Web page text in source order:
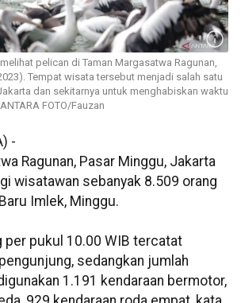
pelican di Taman Margasatwa Ragunan,
Tempat wisata tersebut menjadi salah satu
dan sekitarnya untuk menghabiskan waktu
FOTO/Fauzan
-
Ragunan, Pasar Minggu, Jakarta
wisatawan sebanyak 8.509 orang
Imlek, Minggu.
per pukul 10.00 WIB tercatat
sedangkan jumlah
1.191 kendaraan bermotor,